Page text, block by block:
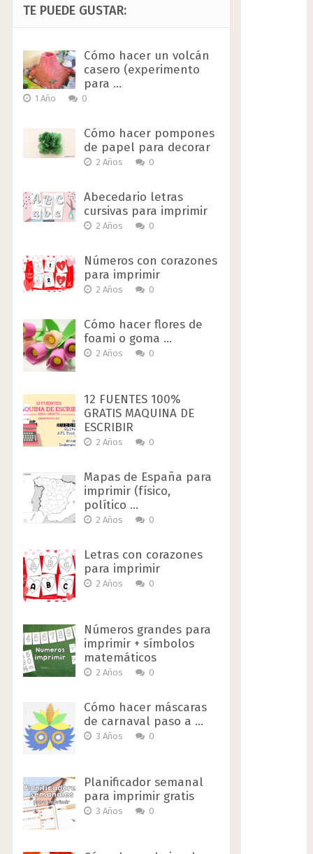
TE PUEDE GUSTAR:
Cómo hacer un volcán
casero (experimento
para …
1 Año 0
Cómo hacer pompones
de papel para decorar
2 Años 0
Abecedario letras
cursivas para imprimir
2 Años 0
Números con corazones
para imprimir
2 Años 0
Cómo hacer flores de
foami o goma …
2 Años 0
12 FUENTES 100%
GRATIS MAQUINA DE
ESCRIBIR
2 Años 0
Mapas de España para
imprimir (físico,
político …
2 Años 0
Letras con corazones
para imprimir
2 Años 0
Números grandes para
imprimir + símbolos
matemáticos
2 Años 0
Cómo hacer máscaras
de carnaval paso a …
3 Años 0
Planificador semanal
para imprimir gratis
3 Años 0